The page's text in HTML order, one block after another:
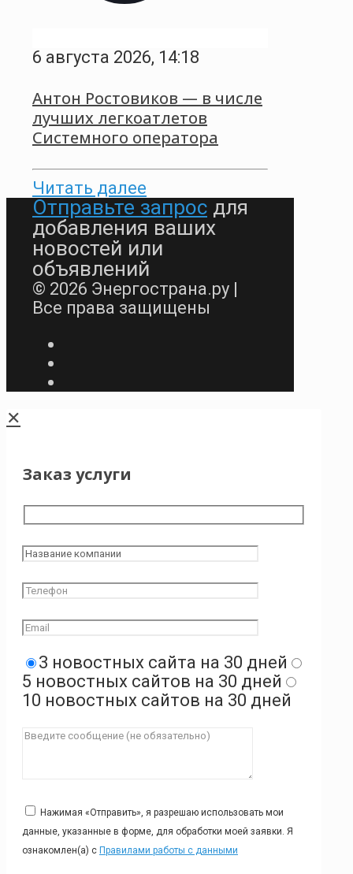
6 августа 2026, 14:18
Антон Ростовиков — в числе
лучших легкоатлетов
Системного оператора
Читать далее
Отправьте запрос для
добавления ваших
новостей или
объявлений
© 2026 Энергострана.ру |
Все права защищены
✕
Заказ услуги
3 новостных сайта на 30 дней
5 новостных сайтов на 30 дней
10 новостных сайтов на 30 дней
Нажимая «Отправить», я разрешаю использовать мои
данные, указанные в форме, для обработки моей заявки. Я
ознакомлен(а) с Правилами работы с данными